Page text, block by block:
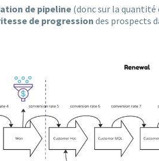
de pipeline(donc sur la
de progressiondes prospects